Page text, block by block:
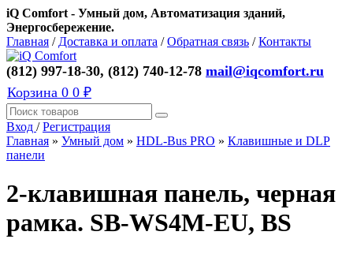
iQ Comfort - Умный дом, Автоматизация зданий,
Энергосбережение.
Главная / Доставка и оплата /Обратная связь /Контакты
(812) 997-18-30, (812) 740-12-78 mail@iqcomfort.ru
Корзина 0 0 ₽
Вход /Регистрация
Главная » Умный дом » HDL-Bus PRO » Клавишные и DLP
панели
2-клавишная панель, черная
рамка. SB-WS4M-EU, BS